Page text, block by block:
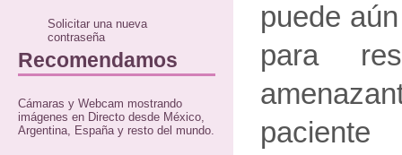
Solicitar una nueva
contraseña
Recomendamos
Cámaras y Webcam mostrando
imágenes en Directo desde México,
Argentina, España y resto del mundo.
puede
para